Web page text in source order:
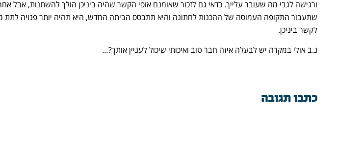
ורגישה לגבי מה שעובר עלייך. כדאי גם לזכור שאומנם אופי הקשר שהיה ביניכן הולך להשתנות, אבל
שתעבור התקופה העמוסה של ההכנות לחתונה והיא תתבסס הביתה החדש, היא תהיה יותר פנויה לתת
לקשר ביניכן.
נ.ב אולי במקרה יש לבעלה איזה חבר טוב ואיכותי שיכול לעניין אותך?…
כתבו תגובה
רוצים לא